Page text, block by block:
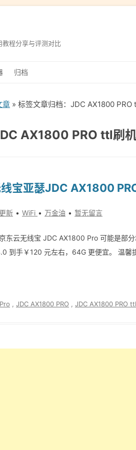
教程分享与评测对比
归档
章 » 标签文章归档：JDC AX1800 PRO
AX1800 PRO ttl刷
宝亚瑟JDC AX1800
新 WiFi 万金油 暂无留言
东云无线宝 JDC AX1800 Pro 可能是部
到手￥120 元左右，64G 更便宜。 温
JDC AX1800 PRO JDC AX1800 PRO